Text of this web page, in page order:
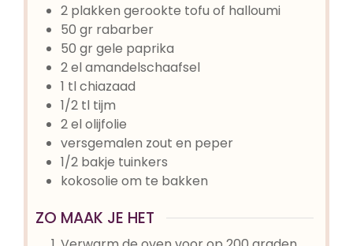
2 plakken gerookte tofu of halloumi
50 gr rabarber
50 grgele paprika
2elamandelschaafsel
1 tlchiazaad
1/2 tl tijm
2elolijfolie
versgemalen zout en peper
1/2 bakje tuinkers
kokosolie om te bakken
ZO MAAK JE HET